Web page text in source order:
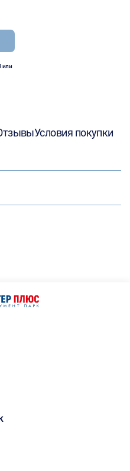
или
Условия покупки